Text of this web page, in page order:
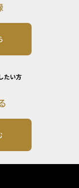
たい方